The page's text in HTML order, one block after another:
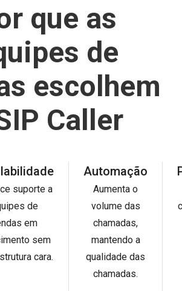
que as
de
escolhem
Caller
suporte a
de
em
sem
cara.
Automação
Aumenta o
volume das
chamadas,
mantendo a
qualidade das
chamadas.